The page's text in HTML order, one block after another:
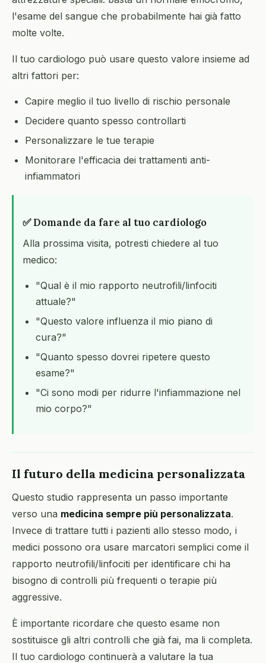
l'esame del sangue che probabilmente hai già fatto
molte volte.
Il tuo cardiologo può usare questo valore insieme ad
altri fattori per:
Capire meglio il tuo livello di rischio personale
Decidere quanto spesso controllarti
Personalizzare le tue terapie
Monitorare l'efficacia dei trattamenti anti-
infiammatori
✅ Domande da fare al tuo cardiologo
Alla prossima visita, potresti chiedere al tuo
medico:
"Qual è il mio rapporto neutrofili/linfociti
attuale?"
"Questo valore influenza il mio piano di
cura?"
"Quanto spesso dovrei ripetere questo
esame?"
"Ci sono modi per ridurre l'infiammazione nel
mio corpo?"
Il futuro della medicina personalizzata
Questo studio rappresenta un passo importante
verso una medicina sempre più personalizzata.
Invece di trattare tutti i pazienti allo stesso modo, i
medici possono ora usare marcatori semplici come il
rapporto neutrofili/linfociti per identificare chi ha
bisogno di controlli più frequenti o terapie più
aggressive.
È importante ricordare che questo esame non
sostituisce gli altri controlli che già fai, ma li completa.
Il tuo cardiologo continuerà a valutare la tua